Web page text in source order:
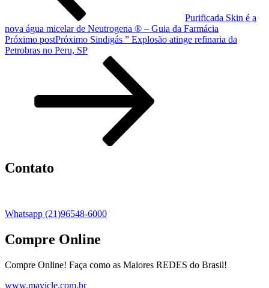
Purificada Skin é a
nova água micelar de Neutrogena ® – Guia da Farmácia
Próximo postPróximo Sindigás ” Explosão atinge refinaria da
Petrobras no Peru, SP
Contato
Whatsapp (21)96548-6000
Compre Online
Compre Online! Faça como as Maiores REDES do Brasil!
www.mavicle.com.br